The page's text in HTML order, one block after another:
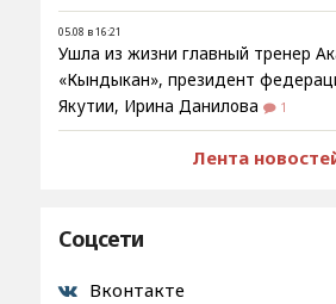
05.08 в 16:21
Ушла из жизни главный тренер
«Кындыкан», президент
Якутии, Ирина Данилова
1
Лента
Соцсети
Вконтакте